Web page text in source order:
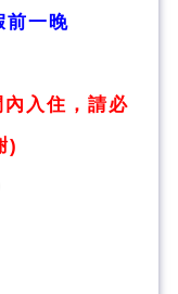
前一晚
入住，請必
)